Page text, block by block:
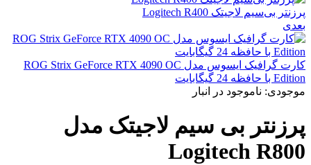
پرزنتر بی‌سیم لاجیتک Logitech R400
بعدی
کارت گرافیک ایسوس مدل ROG Strix GeForce RTX 4090 OC
Edition با حافظه 24 گیگابایت
موجودی: ناموجود در انبار
پرزنتر بی سیم لاجیتک مدل
Logitech R800